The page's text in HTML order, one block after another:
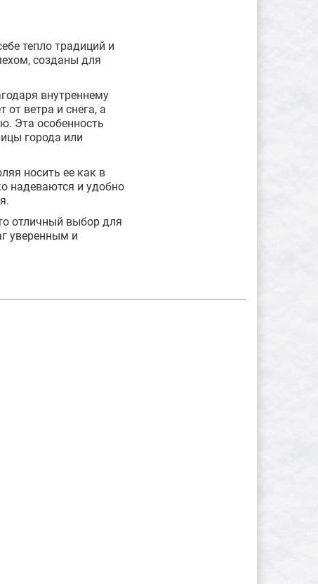
тепло традиций и
созданы для
внутреннему
ветра и снега, а
Эта особенность
города или
носить ее как в
надеваются и удобно
отличный выбор для
уверенным и